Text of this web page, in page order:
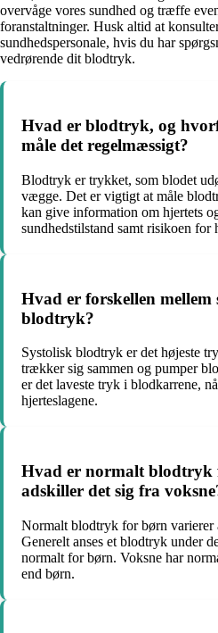
overvåge vores sundhed og træffe
foranstaltninger. Husk altid at
sundhedspersonale, hvis du har
vedrørende dit blodtryk.
Hvad er blodtryk, og
måle det regelmæssigt?
Blodtryk er trykket, som blodet
vægge. Det er vigtigt at måle
kan give information om hjertets
sundhedstilstand samt risikoen for
Hvad er forskellen mellem
blodtryk?
Systolisk blodtryk er det højeste
trækker sig sammen og pumper
er det laveste tryk i blodkarrene,
hjerteslagene.
Hvad er normalt blodtryk
adskiller det sig fra
Normalt blodtryk for børn
Generelt anses et blodtryk under
normalt for børn. Voksne har
end børn.